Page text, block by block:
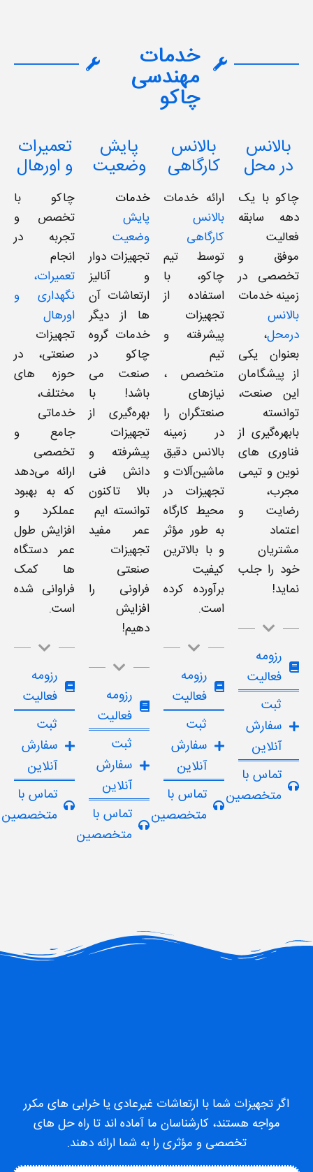
خدمات
مهندسی
چاکو
بالانس
در محل
چاکو با یک
دهه سابقه‌
فعالیت
موفق و
تخصصی در
زمینه خدمات
بالانس
درمحل،
بعنوان یکی
از پیشگامان
این صنعت،
توانسته
بابهره‌گیری از
فناوری های
نوین و تیمی
مجرب،
رضایت و
اعتماد
مشتریان
خود را جلب
نماید!
رزومه
فعالیت
ثبت
سفارش
آنلاین
تماس با
متخصصین
بالانس
کارگاهی
ارائه خدمات
بالانس
کارگاهی
توسط تیم
چاکو، با
استفاده از
تجهیزات
پیشرفته و
تیم
متخصص ،
نیازهای
صنعتگران را
در زمینه
بالانس دقیق
ماشین‌آلات و
تجهیزات در
محیط کارگاه
به طور مؤثر
و با بالاترین
کیفیت
برآورده کرده
است.
رزومه
فعالیت
ثبت
سفارش
آنلاین
تماس با
متخصصین
پایش
وضعیت
خدمات
پایش
وضعیت
تجهیزات دوار
و آنالیز
ارتعاشات آن
ها از دیگر
خدمات گروه
چاکو در
صنعت می
باشد! با
بهره‌گیری از
تجهیزات
پیشرفته و
دانش فنی
بالا تاکنون
توانسته ایم
عمر مفید
تجهیزات
صنعتی
فراونی را
افزایش
دهیم!
رزومه
فعالیت
ثبت
سفارش
آنلاین
تماس با
متخصصین
تعمیرات
و اورهال
چاکو با
تخصص و
تجربه در
انجام
تعمیرات،
نگهداری و
اورهال
تجهیزات
صنعتی، در
حوزه های
مختلف،
خدماتی
جامع و
تخصصی
ارائه می‌دهد
که به بهبود
عملکرد و
افزایش طول
عمر دستگاه
ها کمک
فراوانی شده
است.
رزومه
فعالیت
ثبت
سفارش
آنلاین
تماس با
متخصصین
اگر تجهیزات شما با ارتعاشات غیرعادی یا خرابی های مکرر
مواجه هستند، کارشناسان ما آماده اند تا راه حل های
تخصصی و مؤثری را به شما ارائه دهند.